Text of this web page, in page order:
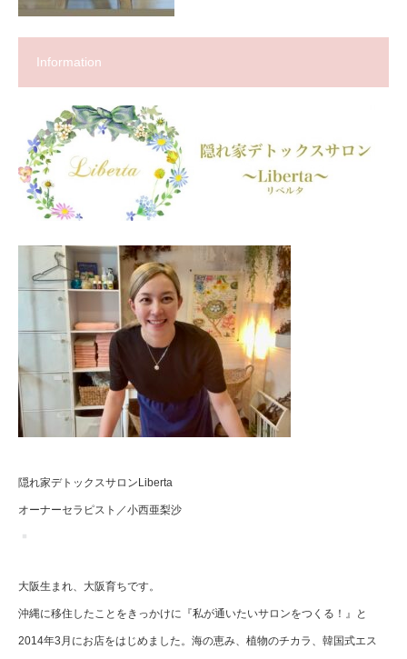
Information
隠れ家デトックスサロンLiberta
オーナーセラピスト／小西亜梨沙
大阪生まれ、大阪育ちです。
沖縄に移住したことをきっかけに『私が通いたいサロンをつくる！』と
2014年3月にお店をはじめました。海の恵み、植物のチカラ、韓国式エス